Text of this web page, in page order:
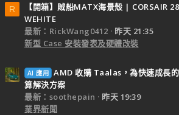
R
【開箱】賊船MATX海景殼 | CORSAIR
WEHITE
最新：RickWang0412
昨天 21:35
新型 Case 安裝發表及硬體改裝
AI 應用 AMD 收購 Taalas，為快速成長
算解決方案
最新：soothepain
昨天 19:39
業界新聞